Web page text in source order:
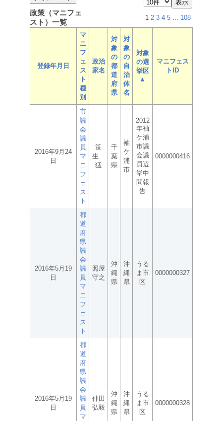
政策（マニフェ
スト）一覧
1 2 3 4 5 ... 108
登録年月日
マ
ニ
フ
ェ
ス
ト
種
別
政治
家名
対
象
の
都
道
府
県
対
象
の
自
治
体
名
対象
の選
挙区
▲
マニフェス
トID
2016年9月24
日
市
議
会
議
員
マ
ニ
フ
ェ
ス
ト
笹
生
猛
千
葉
県
袖
ケ
浦
市
2012
年袖
ケ浦
市議
会議
員選
挙中
間報
告
0000000416
2016年5月19
日
都
道
府
県
議
会
議
員
マ
ニ
フ
ェ
ス
ト
照屋
守之
沖
縄
県
沖
縄
県
うる
ま市
区
0000000327
2016年5月19
日
都
道
府
県
議
会
議
員
マ
仲田
弘毅
沖
縄
県
沖
縄
県
うる
ま市
区
0000000328